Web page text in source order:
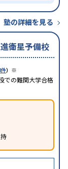
塾の詳細を見る
衛星予備校
） ※
での難関大学合格